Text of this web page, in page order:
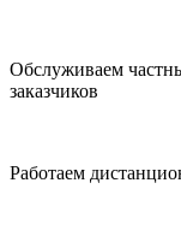
Обслуживаем
заказчиков
Работаем